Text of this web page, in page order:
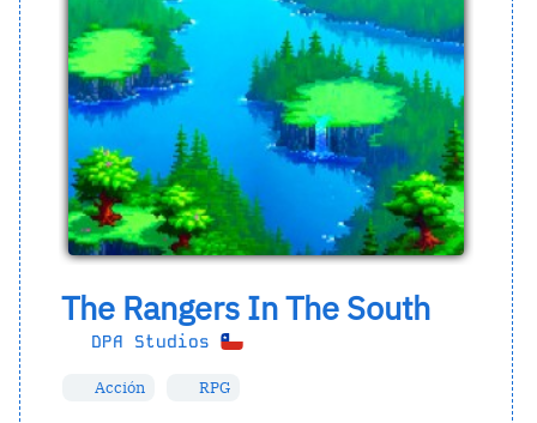
The Rangers In The South
DPA Studios
Acción RPG